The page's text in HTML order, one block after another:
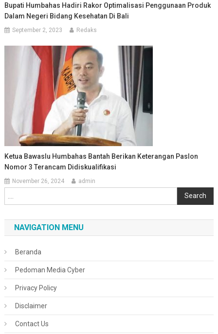
Bupati Humbahas Hadiri Rakor Optimalisasi Penggunaan Produk
Dalam Negeri Bidang Kesehatan Di Bali
September 2, 2023 Redaks
Ketua Bawaslu Humbahas Bantah Berikan Keterangan Paslon
Nomor 3 Terancam Didiskualifikasi
November 26, 2024 admin
Search
NAVIGATION MENU
Beranda
Pedoman Media Cyber
Privacy Policy
Disclaimer
Contact Us